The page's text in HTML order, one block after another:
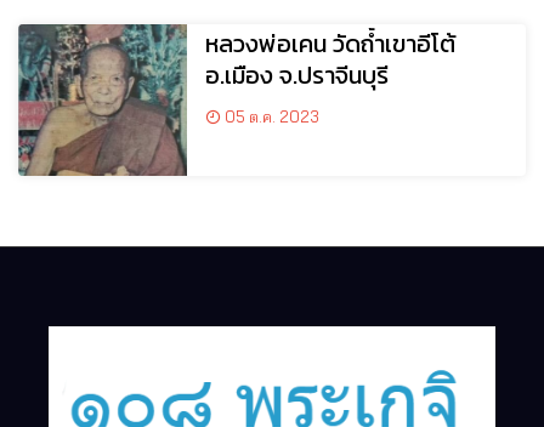
หลวงพ่อเคน วัดถ้ำเขาอีโต้
อ.เมือง จ.ปราจีนบุรี
05 ต.ค. 2023